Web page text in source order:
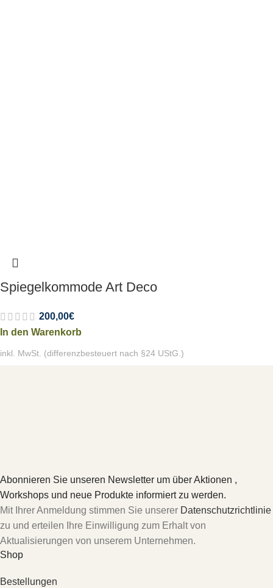
Spiegelkommode Art Deco
200,00€
In den Warenkorb
inkl. MwSt. (differenzbesteuert nach §24 UStG.)
Abonnieren Sie unseren Newsletter um über Aktionen ,
Workshops und neue Produkte informiert zu werden.
Mit Ihrer Anmeldung stimmen Sie unserer Datenschutzrichtlinie
zu und erteilen Ihre Einwilligung zum Erhalt von
Aktualisierungen von unserem Unternehmen.
Shop
Bestellungen